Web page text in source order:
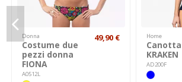
Donna
Costume due
pezzi donna
FIONA
A0512L
49,90 € Home
KRAKEN
AD200F